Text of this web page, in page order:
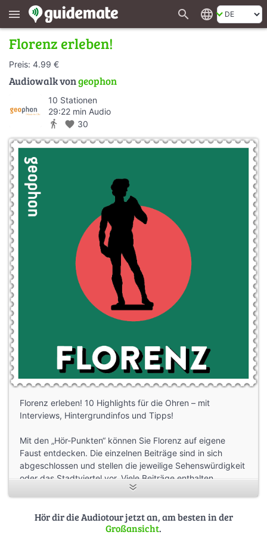
menu search language
Florenz erleben!
Preis: 4.99 €
Audiowalk vongeophon
10 Stationen
29:22 min Audio
directions_walk favorite 30
Florenz erleben! 10 Highlights für die Ohren – mit
Interviews, Hintergrundinfos und Tipps!
Mit den „Hör-Punkten“ können Sie Florenz auf eigene
Faust entdecken. Die einzelnen Beiträge sind in sich
abgeschlossen und stellen die jeweilige Sehenswürdigkeit
oder das Stadtviertel vor. Viele Beiträge enthalten
Interviewausschnitte aus Gesprächen mit Kennern der
Santo Spirito, was ist beim historischen Fußballspiel auf
der Piazza Santa Croce los und was macht den San
Hör dir die Audiotour jetzt an, am besten in der
Großansicht.